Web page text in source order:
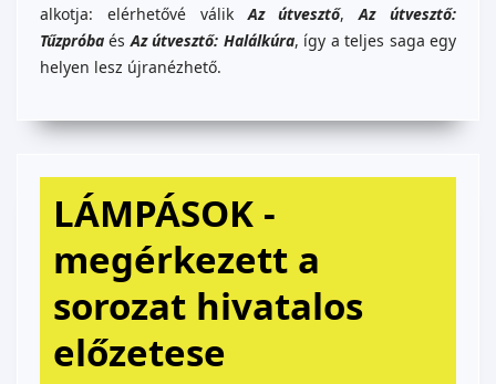
alkotja: elérhetővé válikAz útvesztő,Az útvesztő:
Tűzpróba ésAz útvesztő: Halálkúra, így a teljes saga egy
helyen lesz újranézhető.
LÁMPÁSOK -
megérkezett a
sorozat hivatalos
előzetese